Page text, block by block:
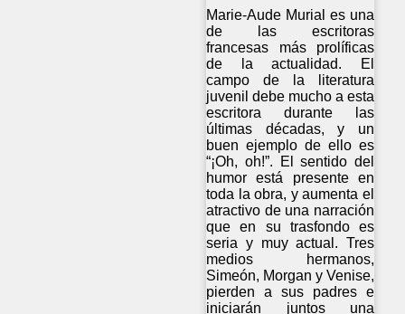
Marie-Aude Murial es una
de las escritoras
francesas más prolíficas
de la actualidad. El
campo de la literatura
juvenil debe mucho a esta
escritora durante las
últimas décadas, y un
buen ejemplo de ello es
“¡Oh, oh!”. El sentido del
humor está presente en
toda la obra, y aumenta el
atractivo de una narración
que en su trasfondo es
seria y muy actual. Tres
medios hermanos,
Simeón, Morgan y Venise,
pierden a sus padres e
iniciarán juntos una